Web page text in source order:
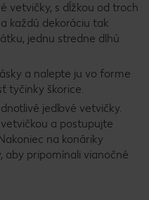
vetvičky, s dĺžkou od troch
každú dekoráciu tak
jednu stredne dlhú
a nalepte ju vo forme
tyčinky škorice.
jedľové vetvičky.
a postupujte
na konáriky
aby pripomínali vianočné